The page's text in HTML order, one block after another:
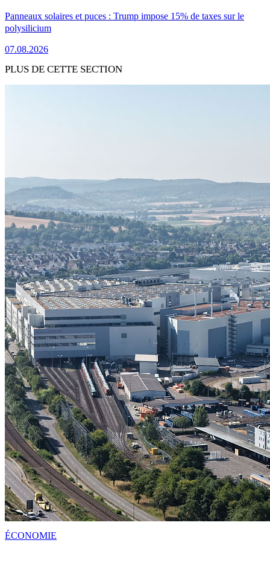
Panneaux solaires et puces : Trump impose 15% de taxes sur le
polysilicium
07.08.2026
PLUS DE CETTE SECTION
ÉCONOMIE